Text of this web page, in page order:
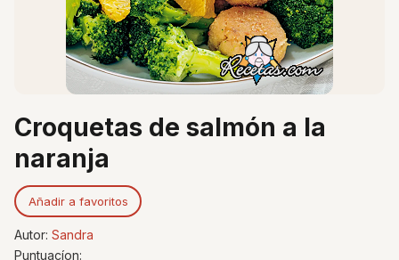
Croquetas de salmón a la
naranja
Añadir a favoritos
Autor: Sandra
Puntuacíon: